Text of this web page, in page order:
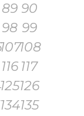
89 90
98 99
107108
116 117
125126
134135